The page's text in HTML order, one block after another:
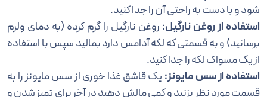
شود و با دست به راحتی آن را جدا کنید.
استفاده از روغن نارگیل: روغن نارگیل را گرم کرده (به دمای ولرم
برسانید) و به قسمتی که لکه آدامس دارد بمالید سپس با استفاده
از یک مسواک لکه را جدا کنید.
استفاده از سس مایونز: یک قاشق غذا خوری از سس مایونز را به
قسمت مورد نظر بزنید و کمی مالش دهید در آخر برای تمیز شدن و